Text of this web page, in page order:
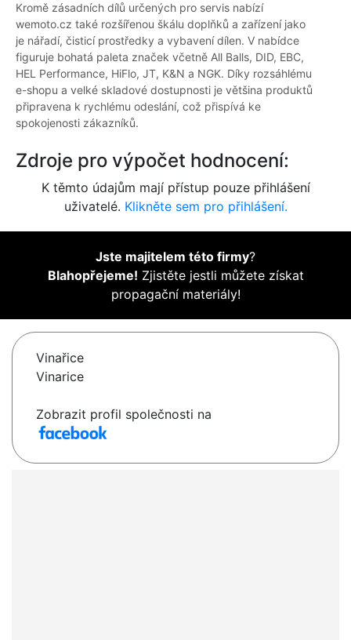
Kromě zásadních dílů určených pro servis nabízí
wemoto.cz také rozšířenou škálu doplňků a zařízení jako
je nářadí, čisticí prostředky a vybavení dílen. V nabídce
figuruje bohatá paleta značek včetně All Balls, DID, EBC,
HEL Performance, HiFlo, JT, K&N a NGK. Díky rozsáhlému
e-shopu a velké skladové dostupnosti je většina produktů
připravena k rychlému odeslání, což přispívá ke
spokojenosti zákazníků.
Zdroje pro výpočet hodnocení:
K těmto údajům mají přístup pouze přihlášení
uživatelé. Klikněte sem pro přihlášení.
Jste majitelem této firmy?
Blahopřejeme! Zjistěte jestli můžete získat
propagační materiály!
Vinařice
Vinarice
Zobrazit profil společnosti na